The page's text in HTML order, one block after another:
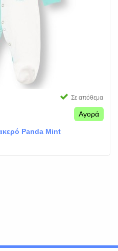
Σε απόθεμα
Αγορά
Panda Mint